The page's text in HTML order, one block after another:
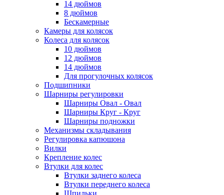
14 дюймов
8 дюймов
Бескамерные
Камеры для колясок
Колеса для колясок
10 дюймов
12 дюймов
14 дюймов
Для прогулочных колясок
Подшипники
Шарниры регулировки
Шарниры Овал - Овал
Шарниры Круг - Круг
Шарниры подножки
Механизмы складывания
Регулировка капюшона
Вилки
Крепление колес
Втулки для колес
Втулки заднего колеса
Втулки переднего колеса
Шпильки